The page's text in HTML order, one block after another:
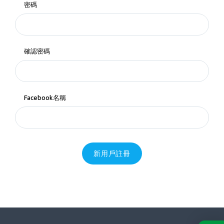
密碼
確認密碼
Facebook名稱
新用戶註冊